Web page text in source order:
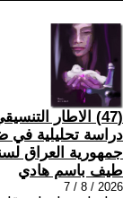
(47) الاطار
جمهورية العراق لسنة
طيف باسم هادي
2026 / 8 / 7